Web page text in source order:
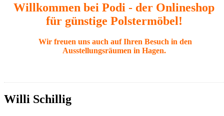
Willkommen bei Podi - der Onlineshop
für günstige Polstermöbel!
Wir freuen uns auch auf Ihren Besuch in den
Ausstellungsräumen in Hagen.
Willi Schillig